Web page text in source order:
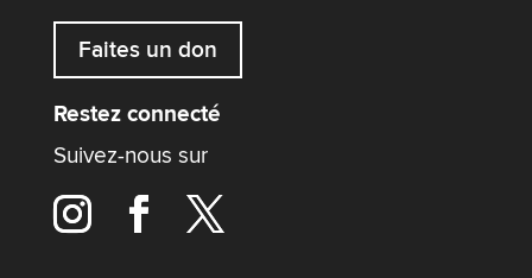
Faites un don
Restez connecté
Suivez-nous sur